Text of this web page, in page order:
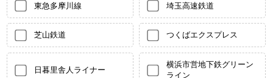
東急多摩川線 埼玉高速鉄道
芝山鉄道 つくばエクスプレス
日暮里舎人ライナー
横浜市営地下鉄グリーン
ライン